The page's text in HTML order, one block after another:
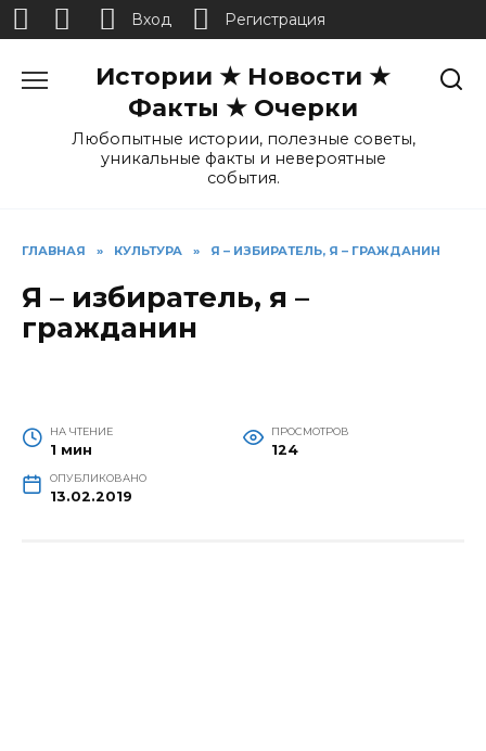
Истории ★ Новости ★
Факты ★ Очерки
Любопытные истории, полезные советы,
уникальные факты и невероятные
события.
ГЛАВНАЯ » КУЛЬТУРА » Я – ИЗБИРАТЕЛЬ, Я – ГРАЖДАНИН
Я – избиратель, я –
гражданин
НА ЧТЕНИЕ
1 мин
ПРОСМОТРОВ
124
ОПУБЛИКОВАНО
13.02.2019
Вход Регистрация